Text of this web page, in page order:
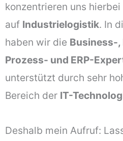
konzentrieren uns
auf Industrielogistik. In
haben wir die Business-
Prozess- und ERP-
unterstützt durch sehr
Bereich der IT-
Deshalb mein Aufruf: